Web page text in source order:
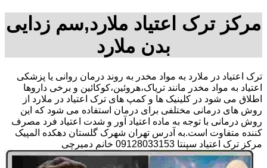
مرکز ترک اعتیاد ملارد,سم زدایی
بدن ملارد
ترک اعتیاد در ملارد به مواد مخدر به روند درمان روانی یا پزشکی
اعتیاد به مواد مخدر مانند تریاک،هروئین،کوکائین و برخی داروها
اطلاق می شود در کلینیک ها و کمپ های ترک اعتیاد در ملارد از
روش های درمانی مختلفی برای درمان استفاده می شود که این
روش درمانی با توجه به ماده اعتیاد آور و شدت اعتیاد فرد مصرف
کننده متفاوت است.به آدرس تهران شهرک گلستان دهکده المپیک
مرکز ترک اعتیاد سپنتا 09128033153 خانم دمیرچی